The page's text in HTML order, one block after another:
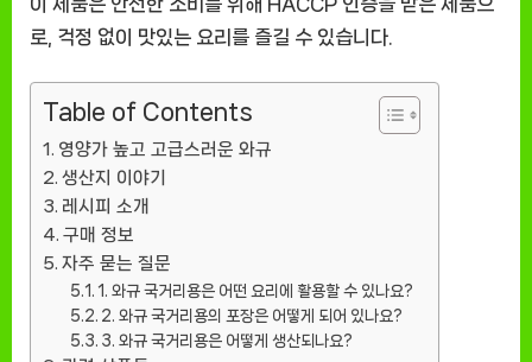
로, 걱정 없이 맛있는 요리를 즐길 수 있습니다.
Table of Contents
영양가 높고 고급스러운 와규
생산지 이야기
레시피 소개
구매 정보
자주 묻는 질문
1. 와규 국거리용은 어떤 요리에 활용할 수 있나요?
2. 와규 국거리용의 포장은 어떻게 되어 있나요?
3. 와규 국거리용은 어떻게 생산되나요?